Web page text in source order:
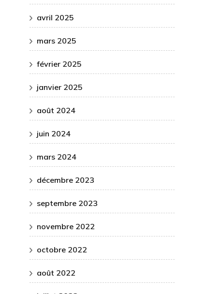
avril 2025
mars 2025
février 2025
janvier 2025
août 2024
juin 2024
mars 2024
décembre 2023
septembre 2023
novembre 2022
octobre 2022
août 2022